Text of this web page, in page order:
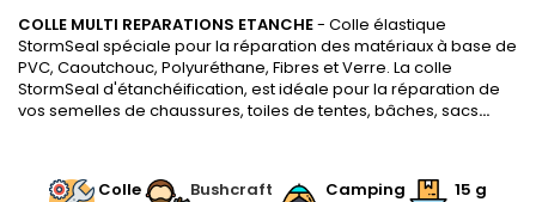
COLLE MULTI REPARATIONS ETANCHE- Colle élastique
StormSeal spéciale pour la réparation des matériaux à base de
PVC, Caoutchouc, Polyuréthane, Fibres et Verre. La colle
StormSeal d'étanchéification, est idéale pour la réparation de
vos semelles de chaussures, toiles de tentes, bâches, sacs...
Colle
Bushcraft Camping 15 g